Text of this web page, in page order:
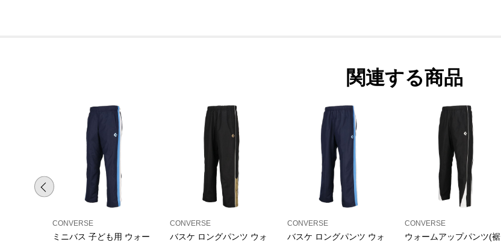
関連する商品
CONVERSE
ミニバス 子ども用 ウォー
CONVERSE
バスケ ロングパンツ ウォ
CONVERSE
バスケ ロングパンツ ウォ
CONVERSE
ウォームアップパンツ(裾